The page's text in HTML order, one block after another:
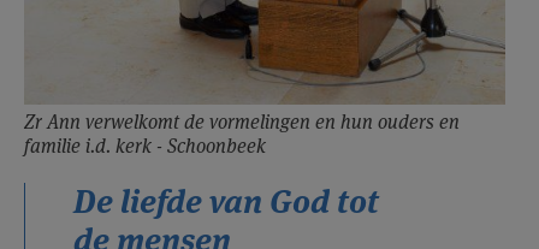
Zr Ann verwelkomt de vormelingen en hun ouders en
familie i.d. kerk - Schoonbeek
De liefde van God tot
de mensen